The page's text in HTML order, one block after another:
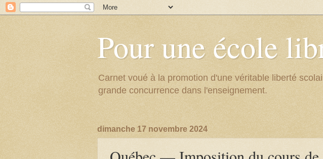
Pour une école
Carnet voué à la promotion d'une véritable liberté
grande concurrence dans l'enseignement.
dimanche 17 novembre 2024